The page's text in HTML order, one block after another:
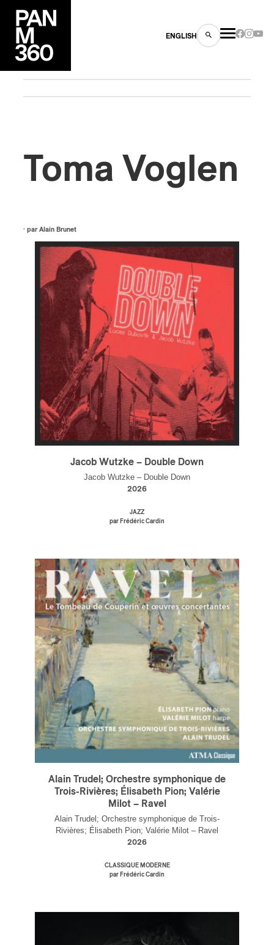
ENGLISH
Toma Voglen
· parAlain Brunet
Jacob Wutzke – Double Down
Jacob Wutzke – Double Down
2026
JAZZ
par Frédéric Cardin
Alain Trudel; Orchestre symphonique de
Trois-Rivières; Élisabeth Pion; Valérie
Milot – Ravel
Alain Trudel; Orchestre symphonique de Trois-
Rivières; Élisabeth Pion; Valérie Milot – Ravel
2026
CLASSIQUE MODERNE
par Frédéric Cardin